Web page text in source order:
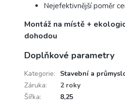
Nejefektivnější poměr
Montáž na místě +
dohodou
Doplňkové parametry
Kategorie:
Stavební a
Záruka:
2 roky
Šířka:
8,25